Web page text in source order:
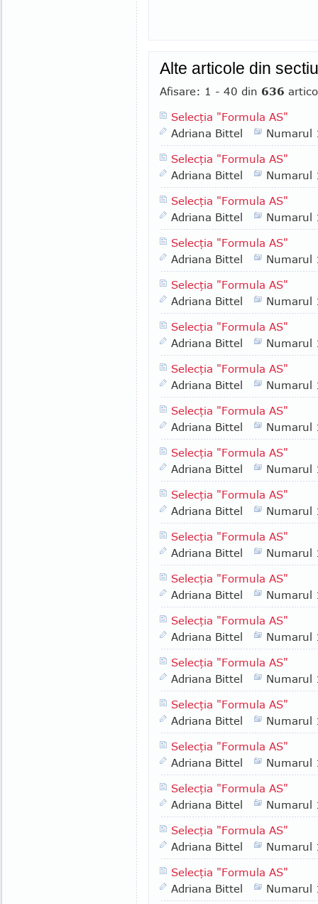
Alte articole din
Afisare: 1 - 40 din 636
Selecţia "Formula AS"
Adriana Bittel
Numarul
Selecţia "Formula AS"
Adriana Bittel
Numarul
Selecţia "Formula AS"
Adriana Bittel
Numarul
Selecţia "Formula AS"
Adriana Bittel
Numarul
Selecţia "Formula AS"
Adriana Bittel
Numarul
Selecţia "Formula AS"
Adriana Bittel
Numarul
Selecţia "Formula AS"
Adriana Bittel
Numarul
Selecţia "Formula AS"
Adriana Bittel
Numarul
Selecţia "Formula AS"
Adriana Bittel
Numarul
Selecţia "Formula AS"
Adriana Bittel
Numarul
Selecţia "Formula AS"
Adriana Bittel
Numarul
Selecţia "Formula AS"
Adriana Bittel
Numarul
Selecţia "Formula AS"
Adriana Bittel
Numarul
Selecţia "Formula AS"
Adriana Bittel
Numarul
Selecţia "Formula AS"
Adriana Bittel
Numarul
Selecţia "Formula AS"
Adriana Bittel
Numarul
Selecţia "Formula AS"
Adriana Bittel
Numarul
Selecţia "Formula AS"
Adriana Bittel
Numarul
Selecţia "Formula AS"
Adriana Bittel
Numarul